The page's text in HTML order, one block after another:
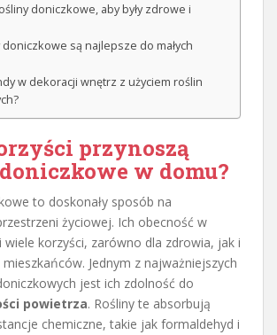
doniczkowe, aby były zdrowe i
doniczkowe są najlepsze do małych
w dekoracji wnętrz z użyciem roślin
przynoszą
w domu?
to doskonały sposób na
życiowej. Ich obecność w
wiele korzyści, zarówno dla zdrowia, jak i
Jednym z najważniejszych
jest ich zdolność do
powietrza. Rośliny te absorbują
chemiczne, takie jak formaldehyd i